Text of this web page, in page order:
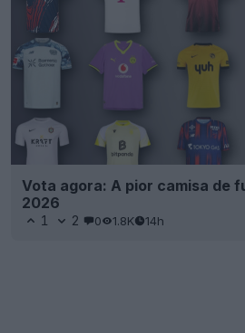
Vota agora: A pior camisa de
2026
1 2 0 1.8K 14h